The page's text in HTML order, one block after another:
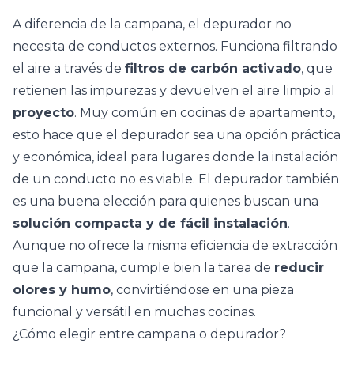
A diferencia de la campana, el depurador no
necesita de conductos externos. Funciona filtrando
el aire a través de filtros de carbón activado, que
retienen las impurezas y devuelven el aire limpio al
proyecto. Muy común en cocinas de apartamento,
esto hace que el depurador sea una opción práctica
y económica, ideal para lugares donde la instalación
de un conducto no es viable. El depurador también
es una buena elección para quienes buscan una
solución compacta y de fácil instalación.
Aunque no ofrece la misma eficiencia de extracción
que la campana, cumple bien la tarea de reducir
olores y humo, convirtiéndose en una pieza
funcional y versátil en muchas cocinas.
¿Cómo elegir entre campana o depurador?